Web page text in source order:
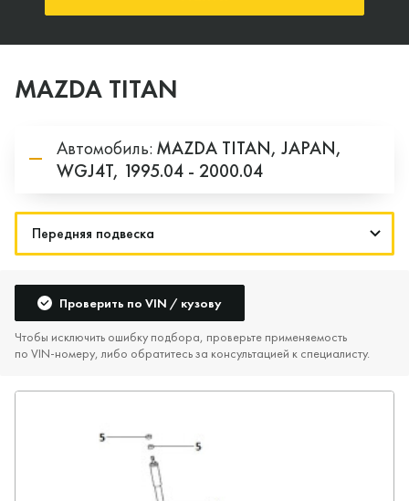
MAZDA TITAN
Автомобиль: MAZDA TITAN, JAPAN,
WGJ4T, 1995.04 - 2000.04
Проверить по VIN / кузову
Чтобы исключить ошибку подбора, проверьте применяемость
по VIN‑номеру, либо обратитесь за консультацией к специалисту.